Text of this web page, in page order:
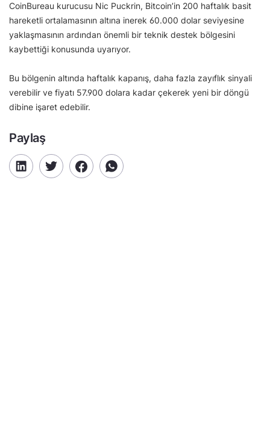
CoinBureau kurucusu Nic Puckrin, Bitcoin’in 200 haftalık basit
hareketli ortalamasının altına inerek 60.000 dolar seviyesine
yaklaşmasının ardından önemli bir teknik destek bölgesini
kaybettiği konusunda uyarıyor.
Bu bölgenin altında haftalık kapanış, daha fazla zayıflık sinyali
verebilir ve fiyatı 57.900 dolara kadar çekerek yeni bir döngü
dibine işaret edebilir.
Paylaş